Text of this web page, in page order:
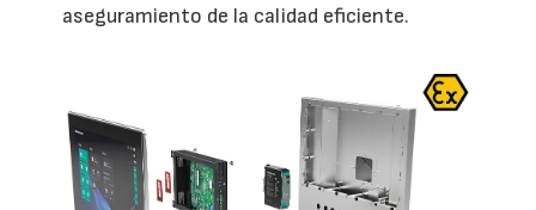
aseguramiento de la calidad eficiente.